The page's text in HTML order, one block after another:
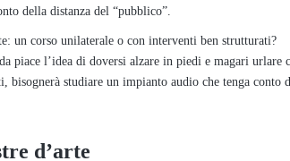
della distanza del “pubblico”.
un corso unilaterale o con interventi ben strutturati?
piace l’idea di doversi alzare in piedi e magari urlare
studiare un impianto audio che tenga conto
d’arte